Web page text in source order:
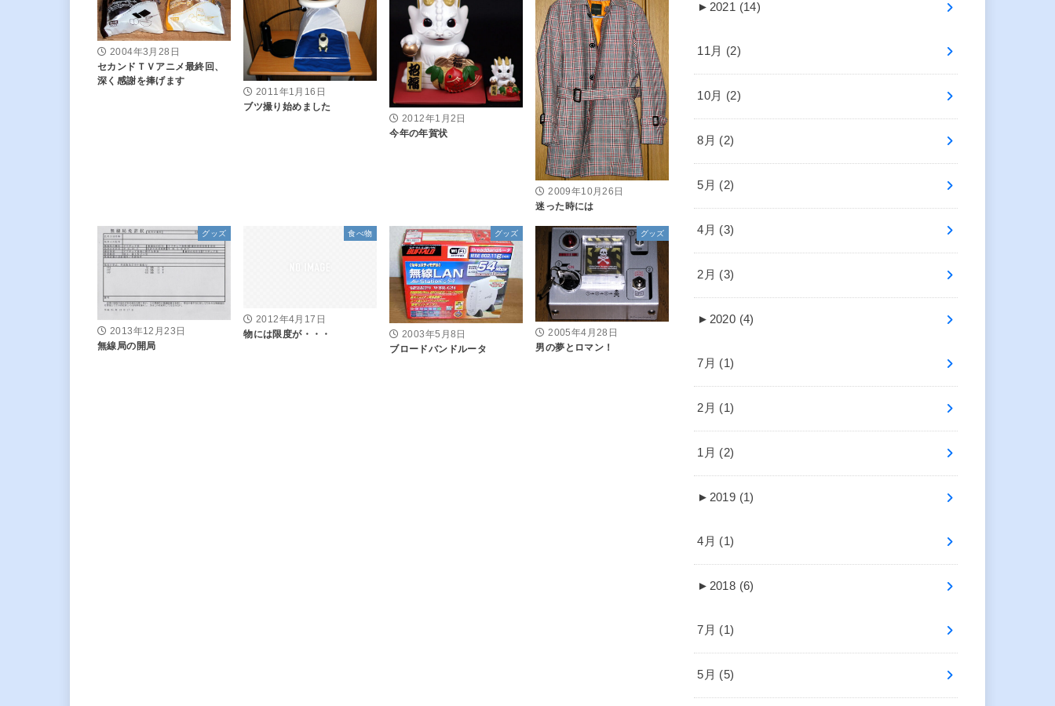
2004年3月28日
セカンドＴＶアニメ最終回、
深く感謝を捧げます
2011年1月16日
ブツ撮り始めました
2012年1月2日
今年の年賀状
2009年10月26日
迷った時には
グッズ
2013年12月23日
無線局の開局
食べ物
2012年4月17日
物には限度が・・・
グッズ
2003年5月8日
ブロードバンドルータ
グッズ
2005年4月28日
男の夢とロマン！
► 2021 (14)
11月 (2)
10月 (2)
8月 (2)
5月 (2)
4月 (3)
2月 (3)
► 2020 (4)
7月 (1)
2月 (1)
1月 (2)
► 2019 (1)
4月 (1)
► 2018 (6)
7月 (1)
5月 (5)